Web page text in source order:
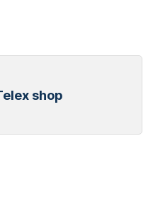
shop